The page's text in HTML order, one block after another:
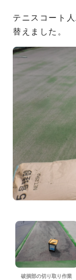
テニスコート
替えました。
破損部の切り取り作業